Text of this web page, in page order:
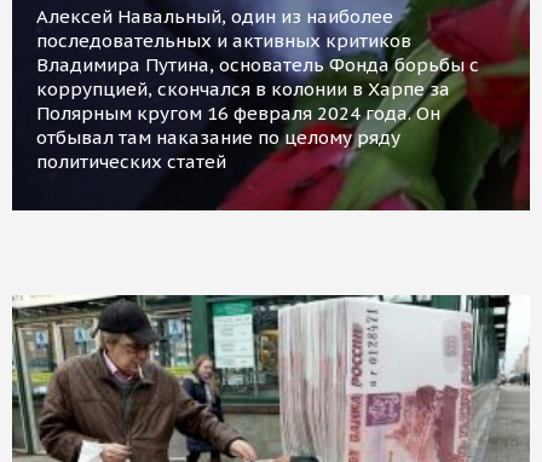
Алексей Навальный, один из наиболее
последовательных и активных критиков
Владимира Путина, основатель Фонда борьбы с
коррупцией, скончался в колонии в Харпе за
Полярным кругом 16 февраля 2024 года. Он
отбывал там наказание по целому ряду
политических статей